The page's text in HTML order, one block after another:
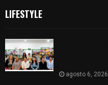
LIFESTYLE
agosto 6, 2026